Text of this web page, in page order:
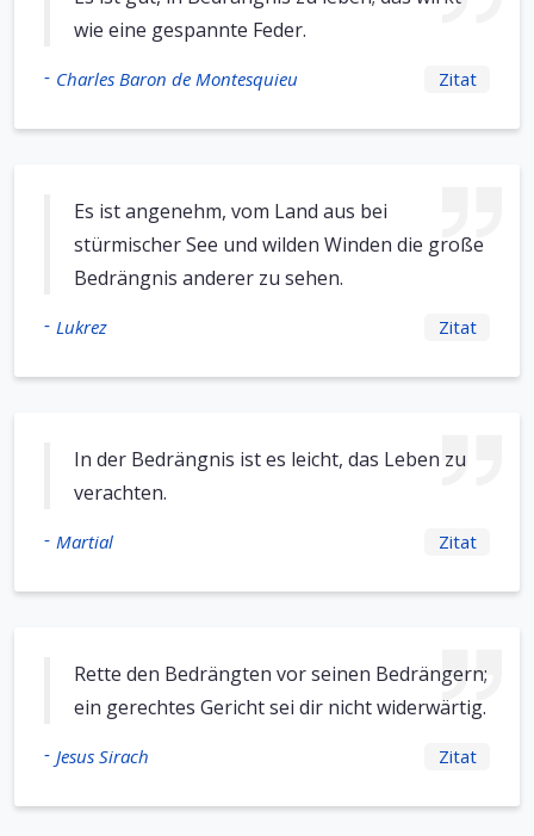
wie eine gespannte Feder.
- Charles Baron de Montesquieu Zitat
Es ist angenehm, vom Land aus bei
stürmischer See und wilden Winden die große
Bedrängnis anderer zu sehen.
- Lukrez Zitat
In der Bedrängnis ist es leicht, das Leben zu
verachten.
- Martial Zitat
Rette den Bedrängten vor seinen Bedrängern;
ein gerechtes Gericht sei dir nicht widerwärtig.
- Jesus Sirach Zitat